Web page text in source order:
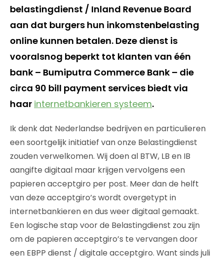
belastingdienst / Inland Revenue Board
aan dat burgers hun inkomstenbelasting
online kunnen betalen. Deze dienst is
vooralsnog beperkt tot klanten van één
bank – Bumiputra Commerce Bank – die
circa 90 bill payment services biedt via
haar internetbankieren systeem.
Ik denk dat Nederlandse bedrijven en particulieren
een soortgelijk initiatief van onze Belastingdienst
zouden verwelkomen. Wij doen al BTW, LB en IB
aangifte digitaal maar krijgen vervolgens een
papieren acceptgiro per post. Meer dan de helft
van deze acceptgiro’s wordt overgetypt in
internetbankieren en dus weer digitaal gemaakt.
Een logische stap voor de Belastingdienst zou zijn
om de papieren acceptgiro’s te vervangen door
een EBPP dienst / digitale acceptgiro. Want sinds juli